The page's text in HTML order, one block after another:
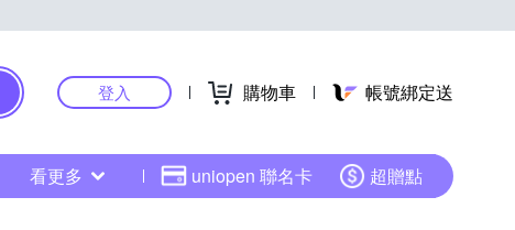
登入 購物車 帳號綁定送
看更多 uniopen 聯名卡 超贈點